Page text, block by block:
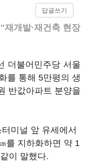
답글쓰기
개발·재건축 현장
더불어민주당 서울
를 통해 5만평의 생
반값아파트 분양을
미널 앞 유세에서
를 지하화하면 약 1
이 말했다.